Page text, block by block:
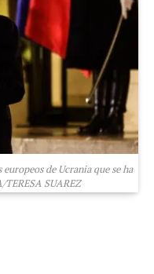
de Ucrania que se ha
TERESA SUAREZ